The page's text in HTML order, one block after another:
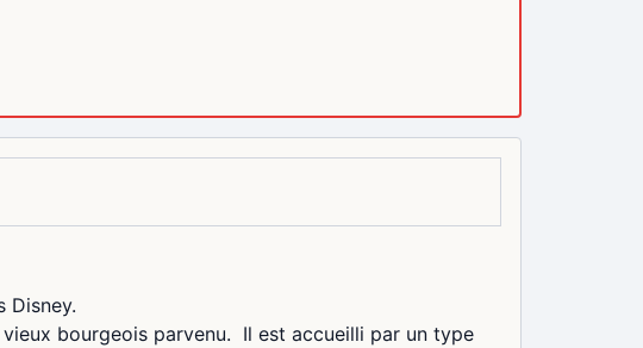
Disney.
bourgeois parvenu. Il est accueilli par un type